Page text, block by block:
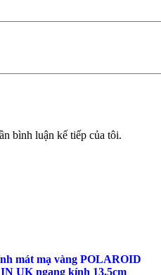
bình luận kế tiếp của tôi.
mát mạ vàng POLAROID
UK ngang kính 13,5cm